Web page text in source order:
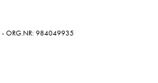
- ORG.NR: 984049935